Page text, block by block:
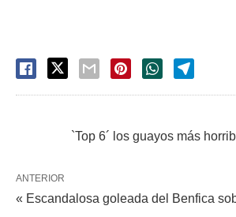
`Top 6´ los guayos más
ANTERIOR
« Escandalosa goleada del Benfica